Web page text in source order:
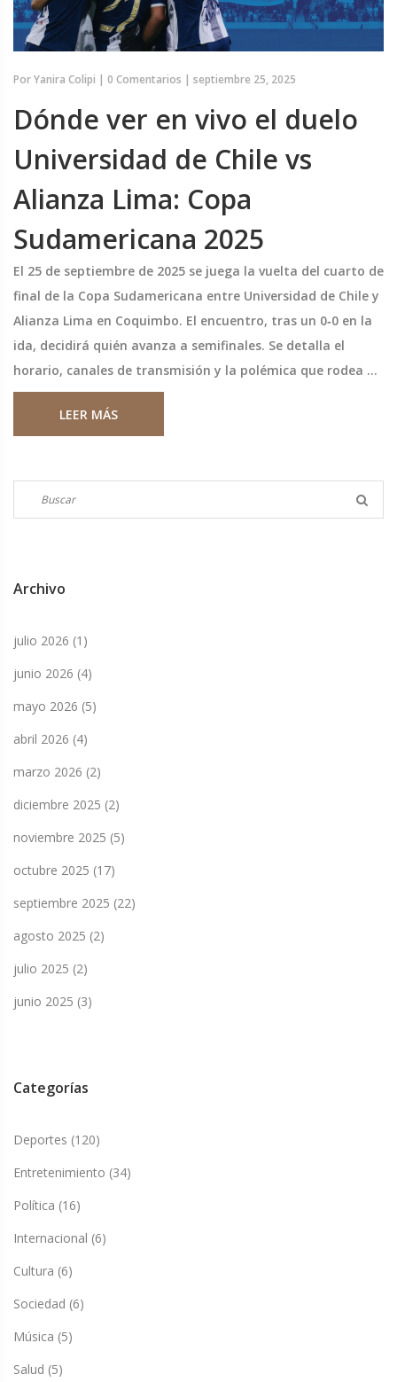
PorYanira Colipi | 0 Comentarios | septiembre 25, 2025
Dónde ver en vivo el duelo
Universidad de Chile vs
Alianza Lima: Copa
Sudamericana 2025
El 25 de septiembre de 2025 se juega la vuelta del cuarto de
final de la Copa Sudamericana entre Universidad de Chile y
Alianza Lima en Coquimbo. El encuentro, tras un 0‑0 en la
ida, decidirá quién avanza a semifinales. Se detalla el
horario, canales de transmisión y la polémica que rodea al
partido, incluyendo denuncias de xenofobia presentadas a
la CONMEBOL.
LEER MÁS
Archivo
julio 2026 (1)
junio 2026 (4)
mayo 2026 (5)
abril 2026 (4)
marzo 2026 (2)
diciembre 2025 (2)
noviembre 2025 (5)
octubre 2025 (17)
septiembre 2025 (22)
agosto 2025 (2)
julio 2025 (2)
junio 2025 (3)
Categorías
Deportes (120)
Entretenimiento (34)
Política (16)
Internacional (6)
Cultura (6)
Sociedad (6)
Música (5)
Salud (5)